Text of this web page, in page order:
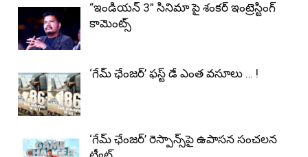
“ఇండియన్ 3” సినిమా పై శంకర్ ఇంట్రెస్టింగ్
కామెంట్స్
‘గేమ్ ఛేంజ‌ర్’ ఫ‌స్ట్ డే ఎంత వ‌సూలు … !
‘గేమ్ ఛేంజర్’ రెస్పాన్స్‌పై ఉపాసన సంచలన